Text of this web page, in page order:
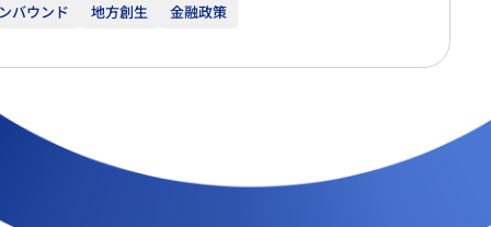
バウンド
地方創生 金融政策